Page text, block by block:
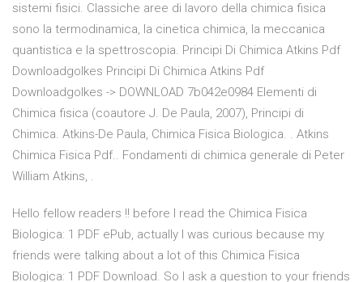
sistemi fisici. Classiche aree di lavoro della chimica fisica
sono la termodinamica, la cinetica chimica, la meccanica
quantistica e la spettroscopia. Principi Di Chimica Atkins Pdf
Downloadgolkes Principi Di Chimica Atkins Pdf
Downloadgolkes -> DOWNLOAD 7b042e0984 Elementi di
Chimica fisica (coautore J. De Paula, 2007), Principi di
Chimica. Atkins-De Paula, Chimica Fisica Biologica. . Atkins
Chimica Fisica Pdf.. Fondamenti di chimica generale di Peter
William Atkins, .
Hello fellow readers !! before I read the Chimica Fisica
Biologica: 1 PDF ePub, actually I was curious because my
friends were talking about a lot of this Chimica Fisica
Biologica: 1 PDF Download. So I ask a question to your friends